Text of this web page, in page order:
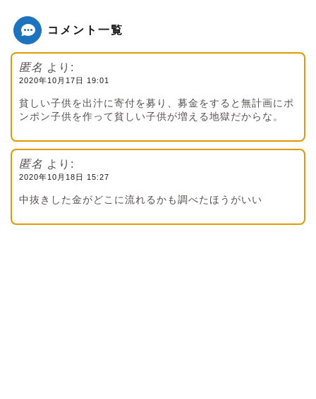
コメント一覧
匿名 より:
2020年10月17日 19:01
貧しい子供を出汁に寄付を募り、募金をすると無計画にポ
ンポン子供を作って貧しい子供が増える地獄だからな。
匿名 より:
2020年10月18日 15:27
中抜きした金がどこに流れるかも調べたほうがいい